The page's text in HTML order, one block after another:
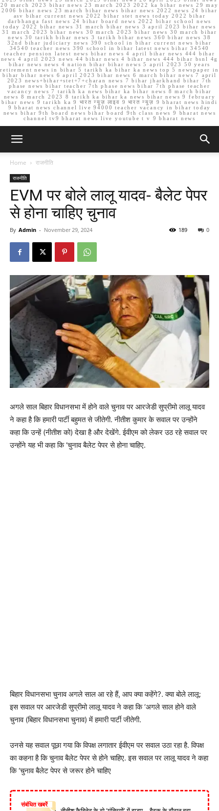
20 march 2023 bihar news 23 march 2023 2022 ka bihar news 29 may
2006 bihar news 23 march bihar news bihar news 2022 news 24 bihar
asv bihar current news 2022 bihar stet news today 2022 bihar
darbhanga fast news 24 bihar board news 2022 bihar school news
today 2022 bihar news 31 march bihar news 3 april 2023 bihar news
31 march 2023 bihar news 30 march 2023 bihar news 30 march bihar
news 30 tarikh bihar news 3 tarikh bihar news 360 bihar news 38
32nd bihar judiciary news 390 school in bihar current news bihar
34540 teacher news 390 school in bihar latest news bihar 34540
teacher pension latest news bihar news 4 april bihar news 444 bihar
news 4 april 2023 news 44 bihar news 4 bihar news 444 bihar bsnl 4g
bihar news news 4 nation bihar bihar news 5 april 2023 50 years
retirement news in bihar 5 tarikh ka bihar ka news top 5 newspaper in
bihar bihar news 6 april 2023 bihar news 6 march bihar news 7 april
2023 news+bihar+stet+7+charan news 7 bihar jharkhand bihar 7th
phase news bihar teacher 7th phase news bihar 7th phase teacher
vacancy news 7 tarikh ka news bihar ka bihar news 8 march bihar
news 8 march 2023 8 tarikh ka bihar ka news bihar news 9 february
bihar news 9 tarikh ka 9 भारत न्यूज़ लाइव 9 भारत न्यूज़ 9 bharat news hindi
9 bharat news channel live 94000 teacher vacancy in bihar today
news bihar 9th board news bihar board 9th class news 9 bharat news
channel tv9 bharat news live youtube t v 9 bharat news
Home राजनीति
राजनीति
EVM पर बोले लालू यादव- बैलेट पेपर
से होना चाहिए चुनाव
By Admin - November 29, 2024 0
189
अगले साल बिहार विधानसभा में होने वाले चुनाव पर आरजेडी सुप्रीमो लालू यादव
ने कहा है कि हमारी पार्टी बहुमत से जीतेगी. नीतीश कुमार के सवाल पर उन्होंने
कहा कि उन्हें (नीतीश को) देखा है और देखेंगे. ईवीएम को लेकर उठ रहे सवाल पर
उन्होंने यह भी कहा कि ‘चुनाव बैलेट पेपर से होना चाहिए.
बिहार विधानसभा चुनाव अगले साल आ रहे हैं, आप क्या कहेंगे?. क्या बोले लालू:
इस सवाल पर आरजेडी सुप्रीमो लालू यादव ने कहा कि ‘अगले साल होने वाले
चुनाव (बिहार विधानसभा चुनाव) में हमारी पार्टी जीतेगी.
उनसे यह सवाल पूछा गया कि विपक्ष लगातार ईवीएम पर सवाल उठा रहा है. विपक्ष
का कहना है कि चुनाव बैलेट पेपर से होने चाहिए. इस सवाल पर लालू यादव ने कहा
कि ‘चुनाव बैलेट पेपर से जरूर होने चाहिए
संबंधित खबरें